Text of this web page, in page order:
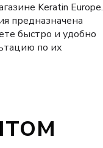
Keratin Europe.
предназначена
быстро и удобно
по их